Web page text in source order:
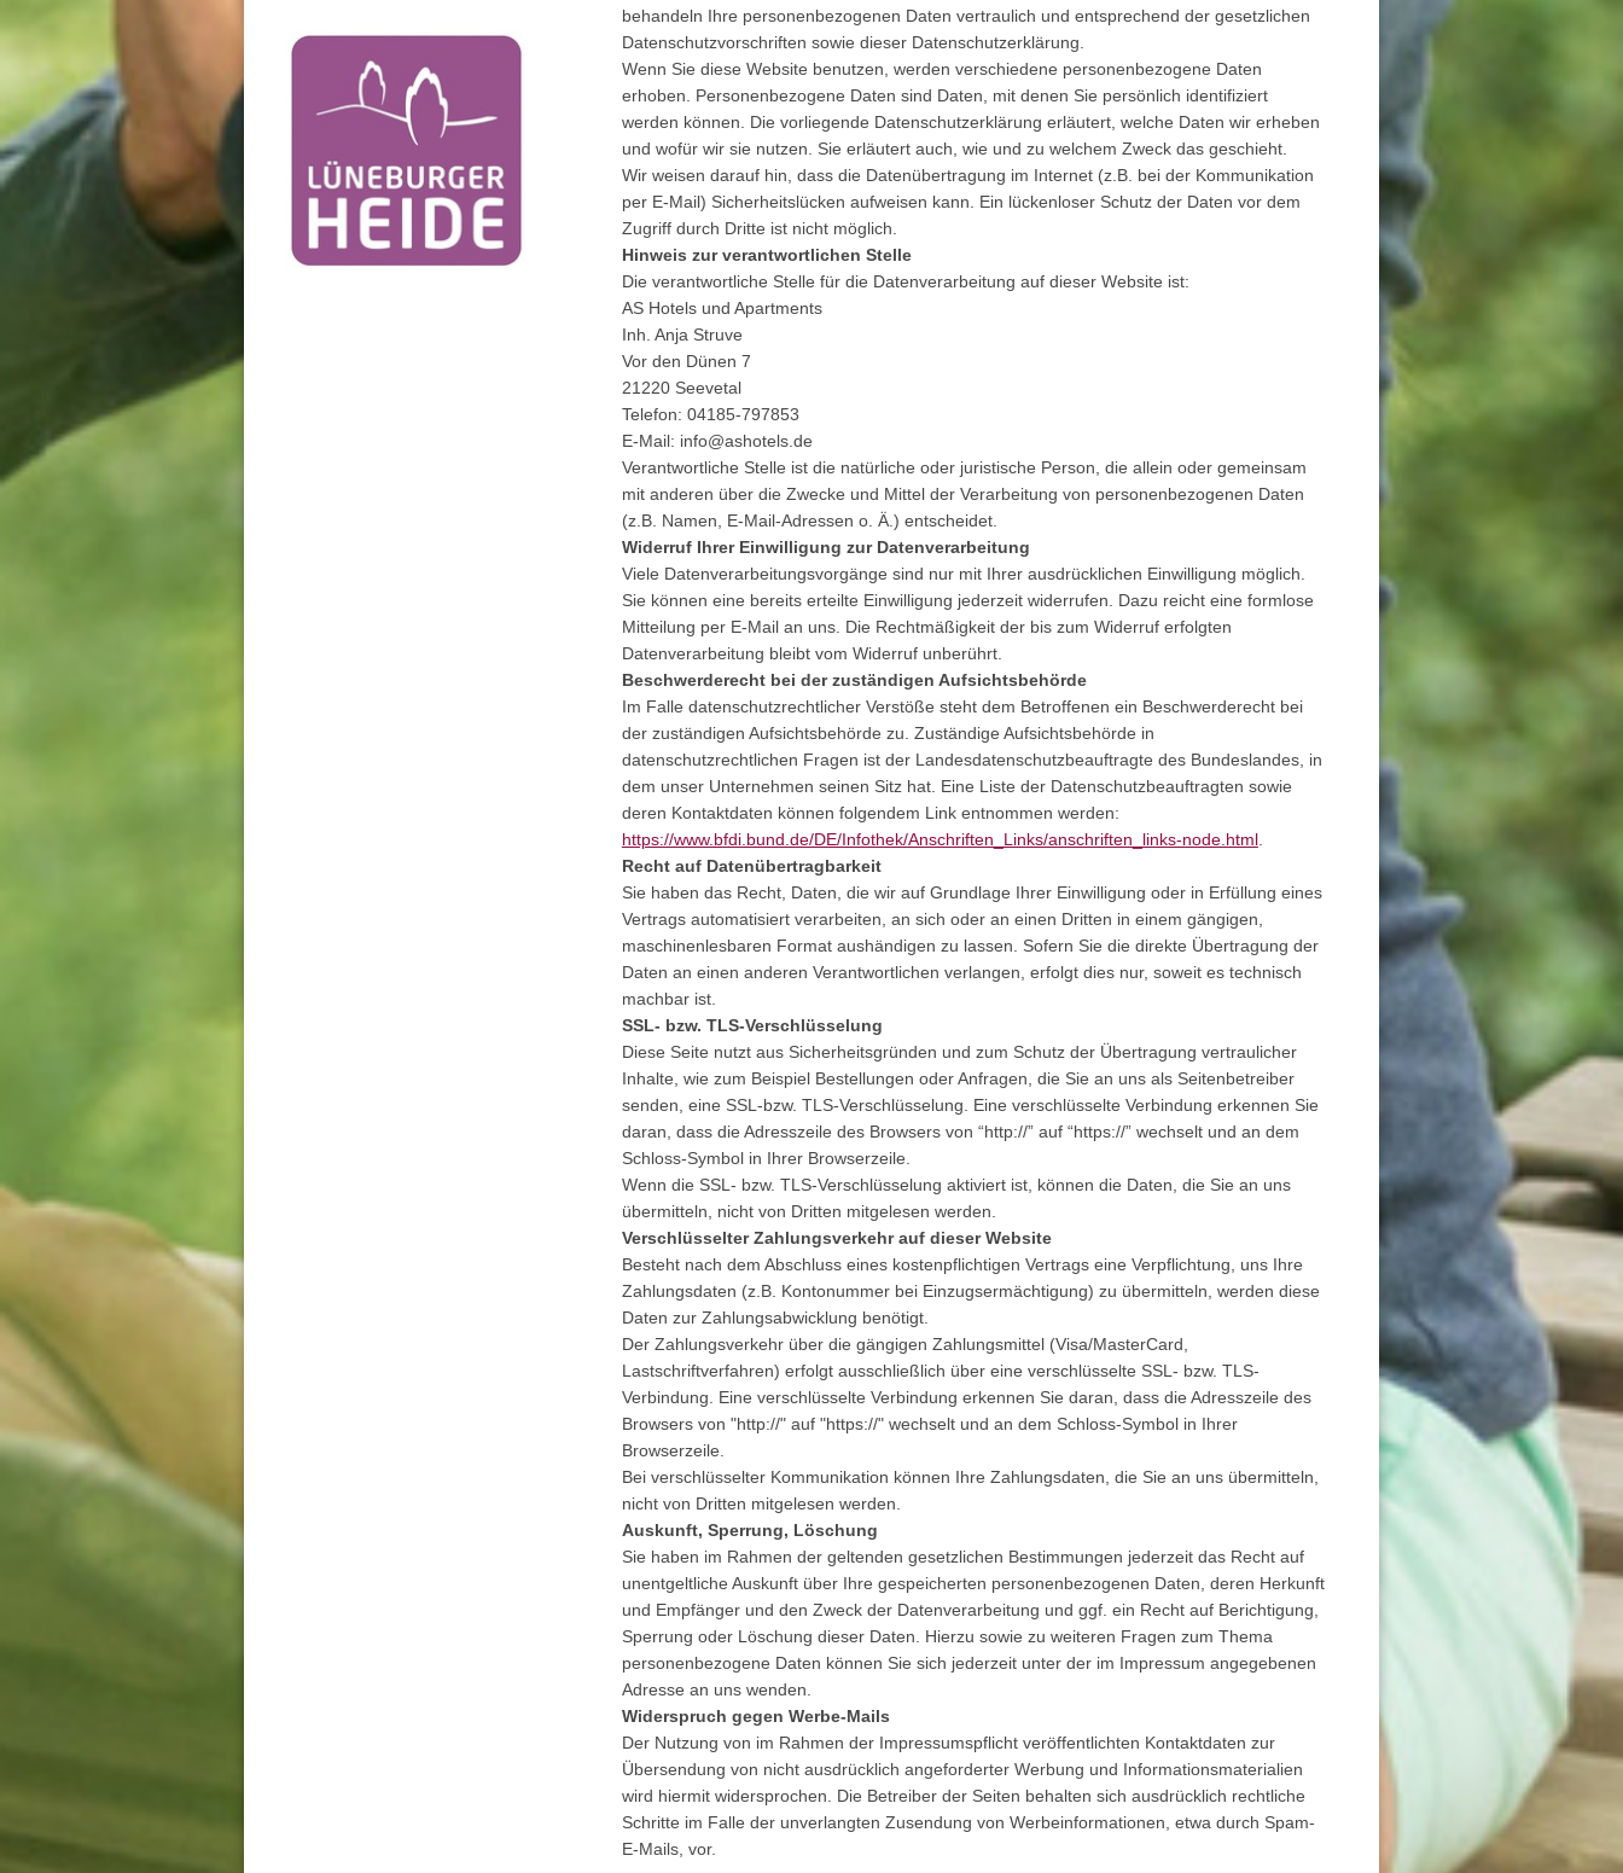
behandeln Ihre personenbezogenen Daten vertraulich und entsprechend der gesetzlichen
Datenschutzvorschriften sowie dieser Datenschutzerklärung.
Wenn Sie diese Website benutzen, werden verschiedene personenbezogene Daten
erhoben. Personenbezogene Daten sind Daten, mit denen Sie persönlich identifiziert
werden können. Die vorliegende Datenschutzerklärung erläutert, welche Daten wir erheben
und wofür wir sie nutzen. Sie erläutert auch, wie und zu welchem Zweck das geschieht.
Wir weisen darauf hin, dass die Datenübertragung im Internet (z.B. bei der Kommunikation
per E-Mail) Sicherheitslücken aufweisen kann. Ein lückenloser Schutz der Daten vor dem
Zugriff durch Dritte ist nicht möglich.
Hinweis zur verantwortlichen Stelle
Die verantwortliche Stelle für die Datenverarbeitung auf dieser Website ist:
AS Hotels und Apartments
Inh. Anja Struve
Vor den Dünen 7
21220 Seevetal
Telefon: 04185-797853
E-Mail: info@ashotels.de
Verantwortliche Stelle ist die natürliche oder juristische Person, die allein oder gemeinsam
mit anderen über die Zwecke und Mittel der Verarbeitung von personenbezogenen Daten
(z.B. Namen, E-Mail-Adressen o. Ä.) entscheidet.
Widerruf Ihrer Einwilligung zur Datenverarbeitung
Viele Datenverarbeitungsvorgänge sind nur mit Ihrer ausdrücklichen Einwilligung möglich.
Sie können eine bereits erteilte Einwilligung jederzeit widerrufen. Dazu reicht eine formlose
Mitteilung per E-Mail an uns. Die Rechtmäßigkeit der bis zum Widerruf erfolgten
Datenverarbeitung bleibt vom Widerruf unberührt.
Beschwerderecht bei der zuständigen Aufsichtsbehörde
Im Falle datenschutzrechtlicher Verstöße steht dem Betroffenen ein Beschwerderecht bei
der zuständigen Aufsichtsbehörde zu. Zuständige Aufsichtsbehörde in
datenschutzrechtlichen Fragen ist der Landesdatenschutzbeauftragte des Bundeslandes, in
dem unser Unternehmen seinen Sitz hat. Eine Liste der Datenschutzbeauftragten sowie
deren Kontaktdaten können folgendem Link entnommen werden:
https://www.bfdi.bund.de/DE/Infothek/Anschriften_Links/anschriften_links-node.html.
Recht auf Datenübertragbarkeit
Sie haben das Recht, Daten, die wir auf Grundlage Ihrer Einwilligung oder in Erfüllung eines
Vertrags automatisiert verarbeiten, an sich oder an einen Dritten in einem gängigen,
maschinenlesbaren Format aushändigen zu lassen. Sofern Sie die direkte Übertragung der
Daten an einen anderen Verantwortlichen verlangen, erfolgt dies nur, soweit es technisch
machbar ist.
SSL- bzw. TLS-Verschlüsselung
Diese Seite nutzt aus Sicherheitsgründen und zum Schutz der Übertragung vertraulicher
Inhalte, wie zum Beispiel Bestellungen oder Anfragen, die Sie an uns als Seitenbetreiber
senden, eine SSL-bzw. TLS-Verschlüsselung. Eine verschlüsselte Verbindung erkennen Sie
daran, dass die Adresszeile des Browsers von “http://” auf “https://” wechselt und an dem
Schloss-Symbol in Ihrer Browserzeile.
Wenn die SSL- bzw. TLS-Verschlüsselung aktiviert ist, können die Daten, die Sie an uns
übermitteln, nicht von Dritten mitgelesen werden.
Verschlüsselter Zahlungsverkehr auf dieser Website
Besteht nach dem Abschluss eines kostenpflichtigen Vertrags eine Verpflichtung, uns Ihre
Zahlungsdaten (z.B. Kontonummer bei Einzugsermächtigung) zu übermitteln, werden diese
Daten zur Zahlungsabwicklung benötigt.
Der Zahlungsverkehr über die gängigen Zahlungsmittel (Visa/MasterCard,
Lastschriftverfahren) erfolgt ausschließlich über eine verschlüsselte SSL- bzw. TLS-
Verbindung. Eine verschlüsselte Verbindung erkennen Sie daran, dass die Adresszeile des
Browsers von "http://" auf "https://" wechselt und an dem Schloss-Symbol in Ihrer
Browserzeile.
Bei verschlüsselter Kommunikation können Ihre Zahlungsdaten, die Sie an uns übermitteln,
nicht von Dritten mitgelesen werden.
Auskunft, Sperrung, Löschung
Sie haben im Rahmen der geltenden gesetzlichen Bestimmungen jederzeit das Recht auf
unentgeltliche Auskunft über Ihre gespeicherten personenbezogenen Daten, deren Herkunft
und Empfänger und den Zweck der Datenverarbeitung und ggf. ein Recht auf Berichtigung,
Sperrung oder Löschung dieser Daten. Hierzu sowie zu weiteren Fragen zum Thema
personenbezogene Daten können Sie sich jederzeit unter der im Impressum angegebenen
Adresse an uns wenden.
Widerspruch gegen Werbe-Mails
Der Nutzung von im Rahmen der Impressumspflicht veröffentlichten Kontaktdaten zur
Übersendung von nicht ausdrücklich angeforderter Werbung und Informationsmaterialien
wird hiermit widersprochen. Die Betreiber der Seiten behalten sich ausdrücklich rechtliche
Schritte im Falle der unverlangten Zusendung von Werbeinformationen, etwa durch Spam-
E-Mails, vor.